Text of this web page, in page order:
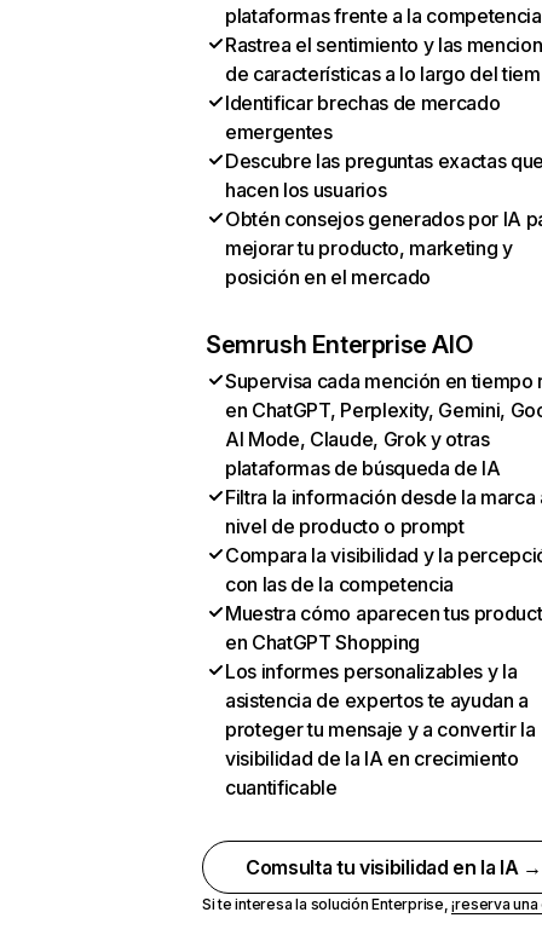
plataformas frente a la competencia
Rastrea el sentimiento y las
de características a lo largo del
Identificar brechas de mercado
emergentes
Descubre las preguntas exactas
hacen los usuarios
Obtén consejos generados por IA
mejorar tu producto, marketing y
posición en el mercado
Semrush Enterprise AIO
Supervisa cada mención en tiempo
en ChatGPT, Perplexity, Gemini,
AI Mode, Claude, Grok y otras
plataformas de búsqueda de IA
Filtra la información desde la marca
nivel de producto o prompt
Compara la visibilidad y la
con las de la competencia
Muestra cómo aparecen tus
en ChatGPT Shopping
Los informes personalizables y la
asistencia de expertos te ayudan a
proteger tu mensaje y a convertir la
visibilidad de la IA en crecimiento
cuantificable
Comsulta tu visibilidad en la IA →
Si te interesa la solución Enterprise,¡reserva